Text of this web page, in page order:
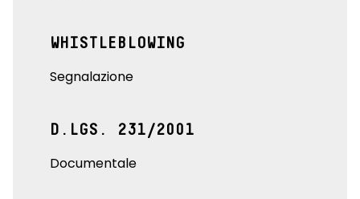
WHISTLEBLOWING
Segnalazione
D.LGS. 231/2001
Documentale